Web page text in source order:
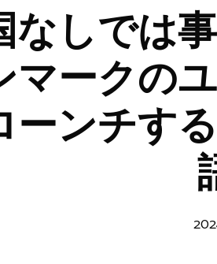
なしでは
マークの
ーンチす